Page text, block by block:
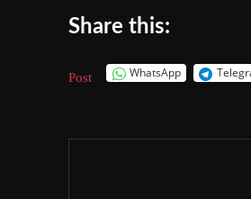
Share this:
Post WhatsApp